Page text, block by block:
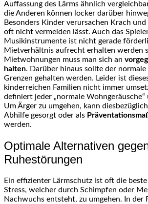
Auffassung des Lärms ähnlich
die Anderen können locker darüber
Besonders Kinder verursachen Krach
oft nicht vermeiden lässt. Auch das
Musikinstrumente ist nicht gerade
Mietverhältnis aufrecht erhalten werden
Mietwohnungen muss man sich an
halten. Darüber hinaus sollte der
Grenzen gehalten werden. Leider ist
kinderreichen Familien nicht immer
definiert jeder „normale
Um Ärger zu umgehen, kann
Abhilfe gesorgt oder als
werden.
Optimale Alternativen
Ruhestörungen
Ein effizienter Lärmschutz ist oft die
Stress, welcher durch Schimpfen oder
Nachwuchs entsteht, zu umgehen. In der